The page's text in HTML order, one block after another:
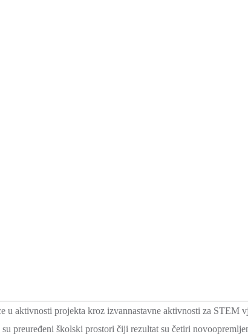
u aktivnosti projekta kroz izvannastavne aktivnosti za STEM
preuređeni školski prostori čiji rezultat su četiri